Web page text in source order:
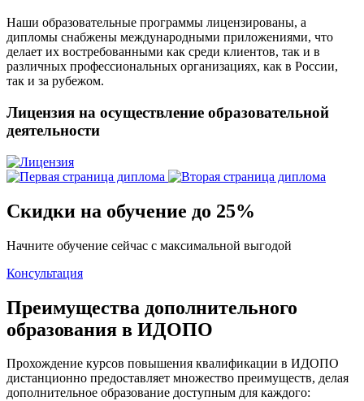
Наши образовательные программы лицензированы, а
дипломы снабжены международными приложениями, что
делает их востребованными как среди клиентов, так и в
различных профессиональных организациях, как в России,
так и за рубежом.
Лицензия на осуществление образовательной
деятельности
Скидки на обучение до 25%
Начните обучение сейчас с максимальной выгодой
Консультация
Преимущества дополнительного
образования в ИДОПО
Прохождение курсов повышения квалификации в ИДОПО
дистанционно предоставляет множество преимуществ, делая
дополнительное образование доступным для каждого: